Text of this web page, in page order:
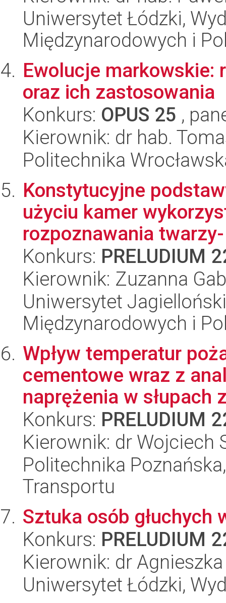
Uniwersytet Łódzki,
Międzynarodowych i
Ewolucje markowskie:
oraz ich zastosowania
Konkurs: OPUS 25 ,
Kierownik: dr hab.
Politechnika
Konstytucyjne
użyciu kamer
rozpoznawania
Konkurs: PRELUDIUM
Kierownik: Zuzanna
Uniwersytet
Międzynarodowych i
Wpływ temperatur
cementowe wraz z
naprężenia w słupach
Konkurs: PRELUDIUM
Kierownik: dr Wojciech
Politechnika
Transportu
Sztuka osób głuchych
Konkurs: PRELUDIUM
Kierownik: dr
Uniwersytet Łódzki,